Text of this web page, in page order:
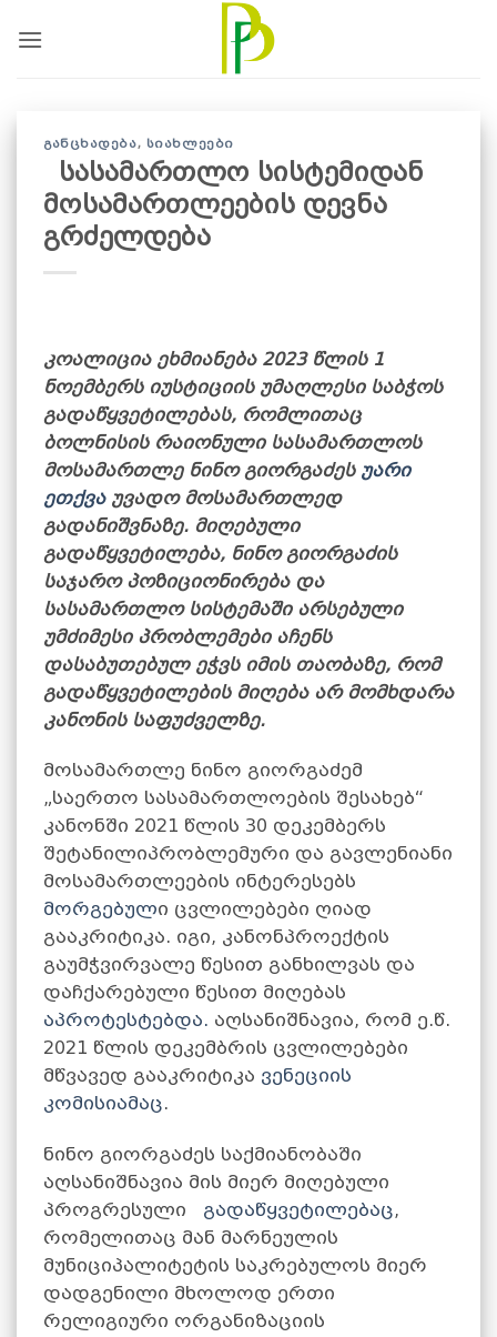
ᲒᲐᲜᲪᲮᲐᲓᲔᲑᲐ, ᲡᲘᲐᲮᲚᲔᲔᲑᲘ
სასამართლო სისტემიდან
მოსამართლეების დევნა
გრძელდება
კოალიცია ეხმიანება 2023 წლის 1
ნოემბერს იუსტიციის უმაღლესი საბჭოს
გადაწყვეტილებას, რომლითაც
ბოლნისის რაიონული სასამართლოს
მოსამართლე ნინო გიორგაძეს უარი
ეთქვაუვადო მოსამართლედ
გადანიშვნაზე. მიღებული
გადაწყვეტილება, ნინო გიორგაძის
საჯარო პოზიციონირება და
სასამართლო სისტემაში არსებული
უმძიმესი პრობლემები აჩენს
დასაბუთებულ ეჭვს იმის თაობაზე, რომ
გადაწყვეტილების მიღება არ მომხდარა
კანონის საფუძველზე.
მოსამართლე ნინო გიორგაძემ
„საერთო სასამართლოების შესახებ“
კანონში 2021 წლის 30 დეკემბერს
შეტანილიპრობლემური და გავლენიანი
მოსამართლეების ინტერესებს
მორგებული ცვლილებები ღიად
გააკრიტიკა. იგი, კანონპროექტის
გაუმჭვირვალე წესით განხილვას და
დაჩქარებული წესით მიღებას
აპროტესტებდა. აღსანიშნავია, რომ ე.წ.
2021 წლის დეკემბრის ცვლილებები
მწვავედ გააკრიტიკა ვენეციის
კომისიამაც.
ნინო გიორგაძეს საქმიანობაში
აღსანიშნავია მის მიერ მიღებული
პროგრესული გადაწყვეტილებაც,
რომელითაც მან მარნეულის
მუნიციპალიტეტის საკრებულოს მიერ
დადგენილი მხოლოდ ერთი
რელიგიური ორგანიზაციის